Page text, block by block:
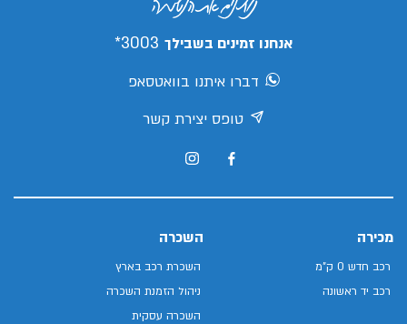
אנחנו זמינים בשבילך 3003*
דברו איתנו בוואטסאפ
טופס יצירת קשר
מכירה
רכב חדש 0 ק"מ
רכב יד ראשונה
השכרה
השכרת רכב בארץ
ניהול הזמנת השכרה
השכרה עסקית